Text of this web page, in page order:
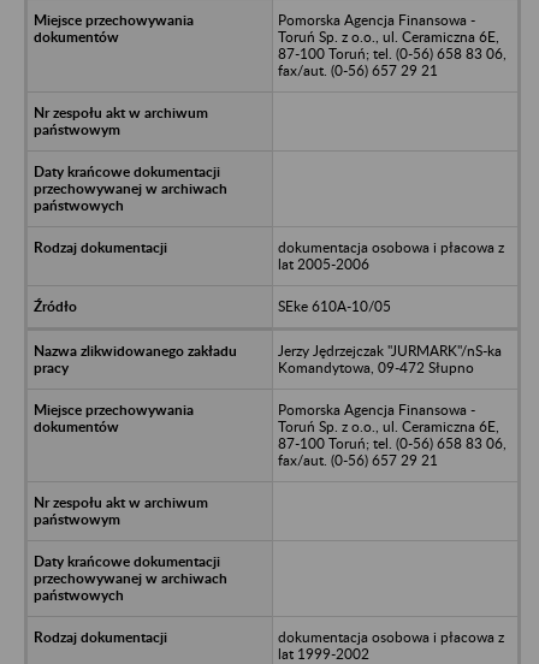
Pomorska Agencja Finansowa -
Toruń Sp. z o.o., ul. Ceramiczna 6E,
87-100 Toruń; tel. (0-56) 658 83 06,
fax/aut. (0-56) 657 29 21
dokumentacja osobowa i płacowa z
lat 2005-2006
SEke 610A-10/05
Jerzy Jędrzejczak "JURMARK"/nS-ka
Komandytowa, 09-472 Słupno
Pomorska Agencja Finansowa -
Toruń Sp. z o.o., ul. Ceramiczna 6E,
87-100 Toruń; tel. (0-56) 658 83 06,
fax/aut. (0-56) 657 29 21
dokumentacja osobowa i płacowa z
lat 1999-2002